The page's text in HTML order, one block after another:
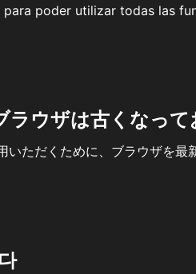
poder utilizar todas las
ラウザは古くなって
ただくために、ブラウザを最